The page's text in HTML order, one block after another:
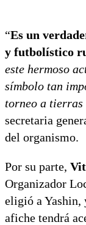
“Es un
y futbolístico
este hermoso
símbolo tan
torneo a tierras
secretaria
del organismo.
Por su parte,
Organizador
eligió a Yashin,
afiche tendrá